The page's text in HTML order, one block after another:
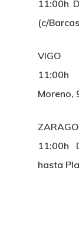
11:00h
(c/
VIGO
11:00h
Moreno,
11:00h
hasta